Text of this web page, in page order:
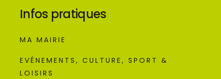
Infos pratiques
MA MAIRIE
EVÉNEMENTS, CULTURE, SPORT &
LOISIRS